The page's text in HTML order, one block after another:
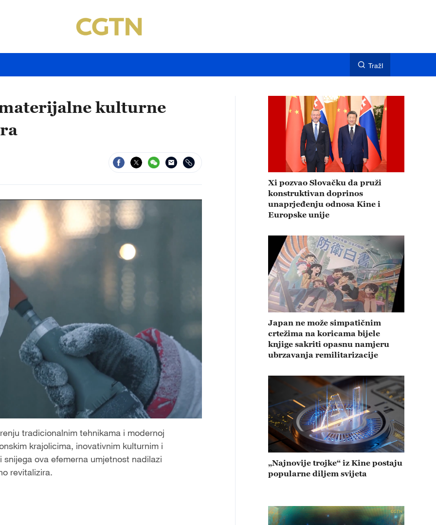
TražI
kulturne
tradicionalnim tehnikama i modernoj
krajolicima, inovativnim kulturnim i
ova efemerna umjetnost nadilazi
revitalizira.
Xi pozvao Slovačku da pruži
konstruktivan doprinos
unaprjeđenju odnosa Kine i
Europske unije
Japan ne može simpatičnim
crtežima na koricama bijele
knjige sakriti opasnu namjeru
ubrzavanja remilitarizacije
„Najnovije trojke“ iz Kine postaju
popularne diljem svijeta